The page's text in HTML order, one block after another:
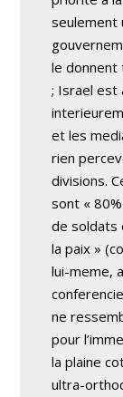
seulement
le
; Israel est
et les
rien
divisions.
sont «
de soldats
la paix »
lui-meme,
ne
pour
la plaine
ultra-